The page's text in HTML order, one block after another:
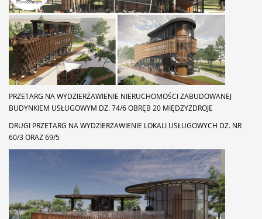
PRZETARG NA WYDZIERŻAWIENIE NIERUCHOMOŚCI ZABUDOWANEJ
BUDYNKIEM USŁUGOWYM DZ. 74/6 OBRĘB 20 MIĘDZYZDROJE
DRUGI PRZETARG NA WYDZIERŻAWIENIE LOKALI USŁUGOWYCH DZ. NR
60/3 ORAZ 69/5